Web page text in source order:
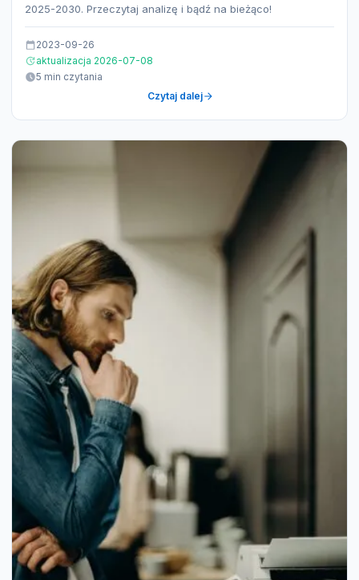
2025-2030. Przeczytaj analizę i bądź na bieżąco!
2023-09-26
aktualizacja 2026-07-08
5 min czytania
Czytaj dalej